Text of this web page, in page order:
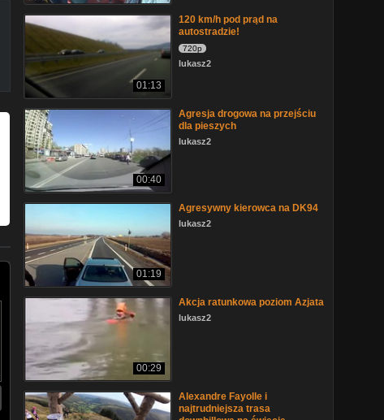
01:13
120 km/h pod prąd na
autostradzie!
720p
lukasz2
00:40
Agresja drogowa na przejściu
dla pieszych
lukasz2
01:19
Agresywny kierowca na DK94
lukasz2
00:29
Akcja ratunkowa poziom Azjata
lukasz2
Alexandre Fayolle i
najtrudniejsza trasa